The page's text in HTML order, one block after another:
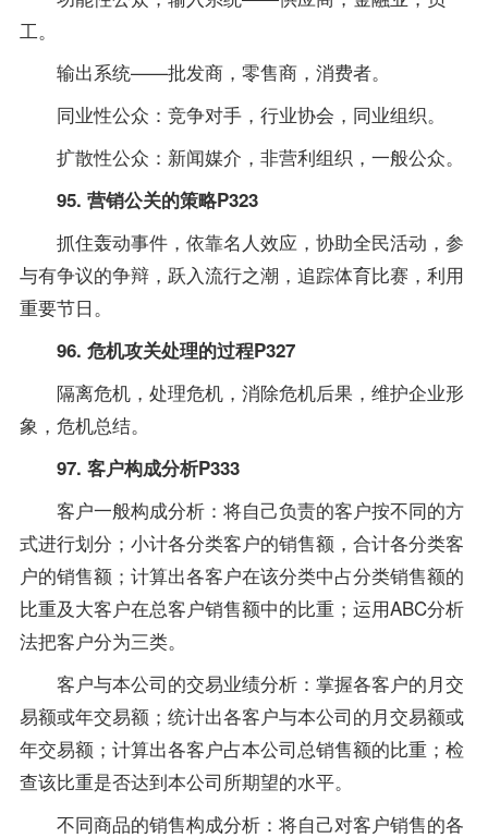
工。
输出系统——批发商，零售商，消费者。
同业性公众：竞争对手，行业协会，同业组织。
扩散性公众：新闻媒介，非营利组织，一般公众。
95. 营销公关的策略P323
抓住轰动事件，依靠名人效应，协助全民活动，参
与有争议的争辩，跃入流行之潮，追踪体育比赛，利用
重要节日。
96. 危机攻关处理的过程P327
隔离危机，处理危机，消除危机后果，维护企业形
象，危机总结。
97. 客户构成分析P333
客户一般构成分析：将自己负责的客户按不同的方
式进行划分；小计各分类客户的销售额，合计各分类客
户的销售额；计算出各客户在该分类中占分类销售额的
比重及大客户在总客户销售额中的比重；运用ABC分析
法把客户分为三类。
客户与本公司的交易业绩分析：掌握各客户的月交
易额或年交易额；统计出各客户与本公司的月交易额或
年交易额；计算出各客户占本公司总销售额的比重；检
查该比重是否达到本公司所期望的水平。
不同商品的销售构成分析：将自己对客户销售的各